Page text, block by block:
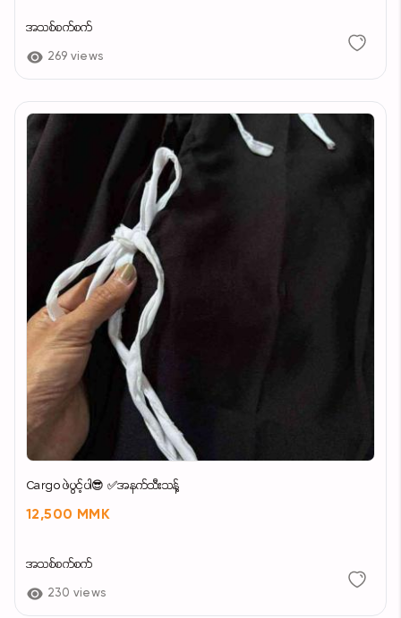
အသစ်စက်စက်
269 views
Cargo ဖဲပွင့်ပါ😎 ✅အနက်သီးသန့်
12,500 MMK
အသစ်စက်စက်
230 views